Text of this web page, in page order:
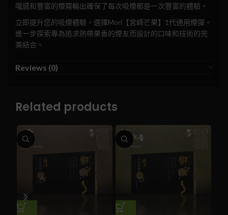
嚨感和豐富的煙霧輸出確保了每次吸煙都是一次豐富的體驗。
立即提升您的吸煙體驗，選擇Mori【宮崎芒果】1代通用煙彈。
進一步探索專為追求熱帶果香的煙友而設計的口味和技術的完
美結合。
Reviews (0)
Related products